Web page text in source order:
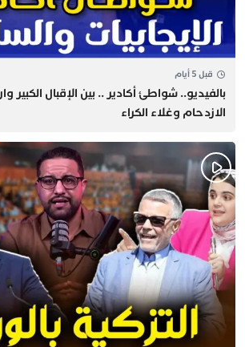
قبل 5 أيام
بالفيديو.. شواطئ أكادير .. بين الإقبال الكبير
الازدحام وغلاء الكراء